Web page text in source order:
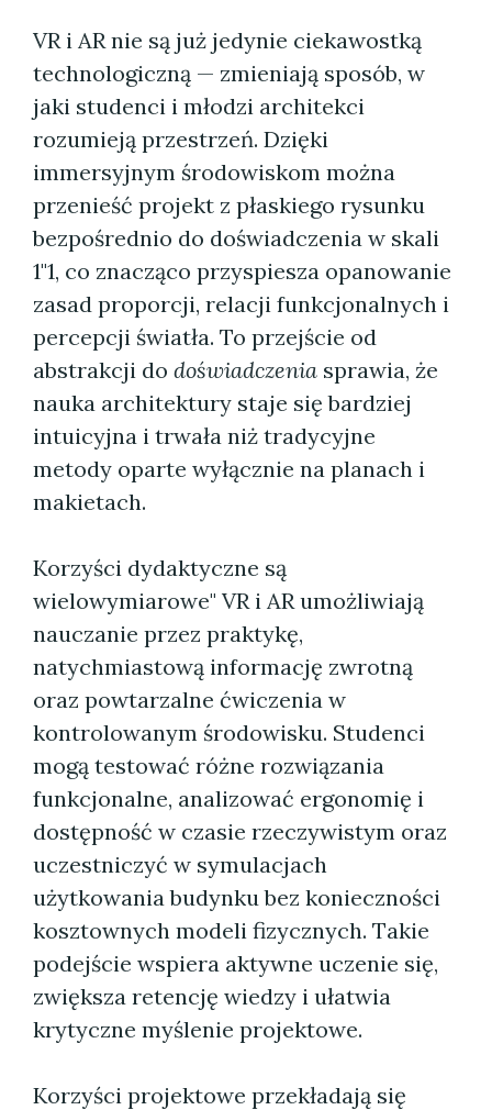
VR i AR nie są już jedynie ciekawostką
technologiczną — zmieniają sposób, w
jaki studenci i młodzi architekci
rozumieją przestrzeń. Dzięki
immersyjnym środowiskom można
przenieść projekt z płaskiego rysunku
bezpośrednio do doświadczenia w skali
1"1, co znacząco przyspiesza opanowanie
zasad proporcji, relacji funkcjonalnych i
percepcji światła. To przejście od
abstrakcji do doświadczenia sprawia, że
nauka architektury staje się bardziej
intuicyjna i trwała niż tradycyjne
metody oparte wyłącznie na planach i
makietach.
Korzyści dydaktyczne są
wielowymiarowe" VR i AR umożliwiają
nauczanie przez praktykę,
natychmiastową informację zwrotną
oraz powtarzalne ćwiczenia w
kontrolowanym środowisku. Studenci
mogą testować różne rozwiązania
funkcjonalne, analizować ergonomię i
dostępność w czasie rzeczywistym oraz
uczestniczyć w symulacjach
użytkowania budynku bez konieczności
kosztownych modeli fizycznych. Takie
podejście wspiera aktywne uczenie się,
zwiększa retencję wiedzy i ułatwia
krytyczne myślenie projektowe.
Korzyści projektowe przekładają się